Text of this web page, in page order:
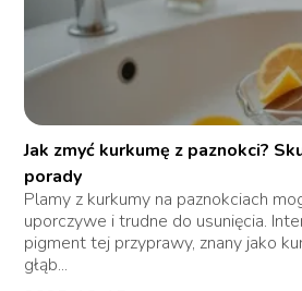
Jak zmyć kurkumę z paznokci?
porady
Plamy z kurkumy na paznokciach
uporczywe i trudne do usunięcia.
pigment tej przyprawy, znany jako
głąb...